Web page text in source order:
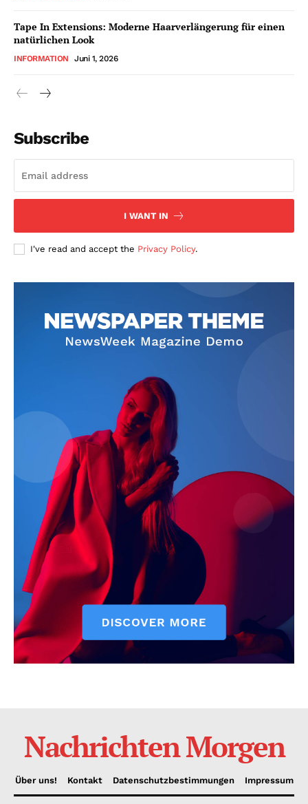
Tape In Extensions: Moderne Haarverlängerung für einen
natürlichen Look
INFORMATION Juni 1, 2026
Subscribe
I WANT IN
I've read and accept the Privacy Policy.
Nachrichten Morgen
Über uns! Kontakt Datenschutzbestimmungen Impressum